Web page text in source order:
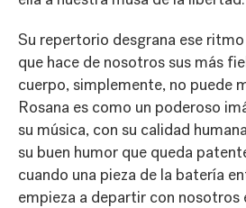
Su repertorio desgrana ese
que hace de nosotros sus más
cuerpo, simplemente, no puede
Rosana es como un poderoso
su música, con su calidad
su buen humor que queda
cuando una pieza de la batería
empieza a departir con nosotros